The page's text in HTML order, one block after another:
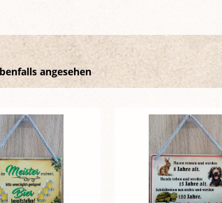
angesehen